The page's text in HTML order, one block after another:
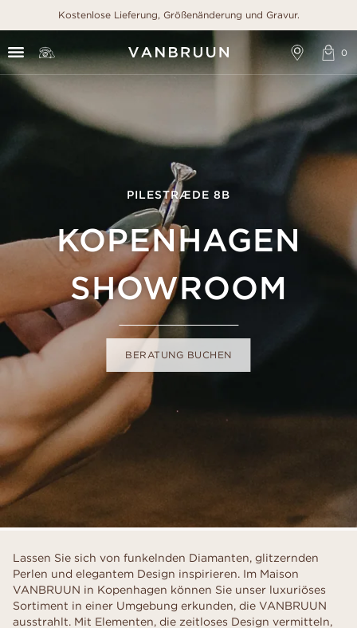
Kostenlose Lieferung, Größenänderung und Gravur.
PILESTRÆDE 8B
KOPENHAGEN
SHOWROOM
BERATUNG BUCHEN
Lassen Sie sich von funkelnden Diamanten, glitzernden
Perlen und elegantem Design inspirieren. Im Maison
VANBRUUN in Kopenhagen können Sie unser luxuriöses
Sortiment in einer Umgebung erkunden, die VANBRUUN
ausstrahlt. Mit Elementen, die zeitloses Design vermitteln,